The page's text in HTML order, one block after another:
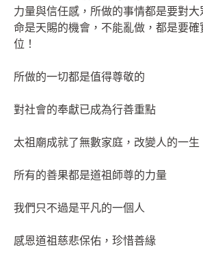
力量與信任感，所做的事情都是要對大
命是天賜的機會，不能亂做，都是要確
位！
所做的一切都是值得尊敬的
對社會的奉獻已成為行善重點
太祖廟成就了無數家庭，改變人的一生
所有的善果都是道祖師尊的力量
我們只不過是平凡的一個人
感恩道祖慈悲保佑，珍惜善緣